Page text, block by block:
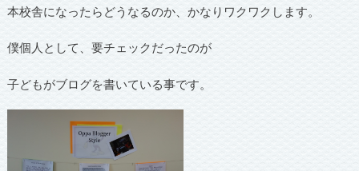
本校舎になったらどうなるのか、かなりワクワクします。
僕個人として、要チェックだったのが
子どもがブログを書いている事です。